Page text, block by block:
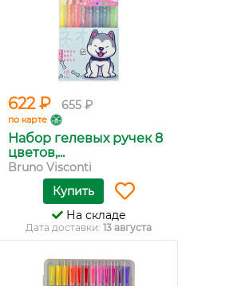
622 ₽ 655 ₽
по карте
Набор гелевых ручек 8
цветов,...
Bruno Visconti
Купить
На складе
Дата доставки: 13 августа